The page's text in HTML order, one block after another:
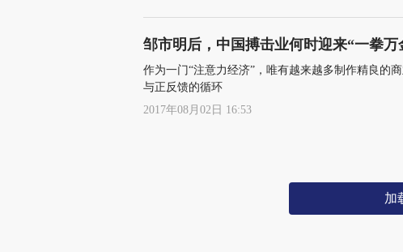
邹市明后，中国搏击业何时迎来“一拳万
作为一门“注意力经济”，唯有越来越多制作精良的
与正反馈的循环
2017年08月02日 16:53
加